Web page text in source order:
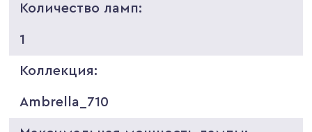
Количество ламп:
1
Коллекция:
Ambrella_710